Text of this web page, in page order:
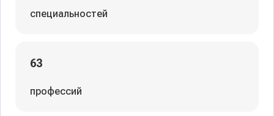
специальностей
63
профессий